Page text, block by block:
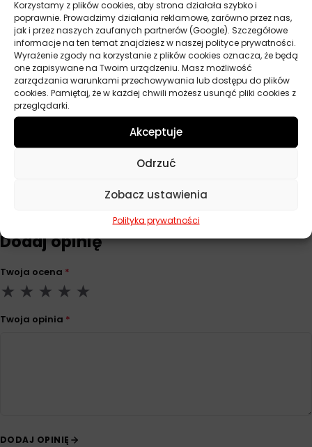
Korzystamy z plików cookies, aby strona działała szybko i
poprawnie. Prowadzimy działania reklamowe, zarówno przez nas,
jak i przez naszych zaufanych partnerów (Google). Szczegółowe
informacje na ten temat znajdziesz w naszej polityce prywatności.
Wyrażenie zgody na korzystanie z plików cookies oznacza, że będą
one zapisywane na Twoim urządzeniu. Masz możliwość
zarządzania warunkami przechowywania lub dostępu do plików
cookies. Pamiętaj, że w każdej chwili możesz usunąć pliki cookies z
przeglądarki.
Akceptuje
Odrzuć
Zobacz ustawienia
Polityka prywatności
czyszczenie i zapobiegnie przywieraniu brudu.
Parametry techniczne
Producent Autoland
700 ml
Dodaj opinię
Twoja ocena *
Twoja opinia *
DODAJ OPINIĘ